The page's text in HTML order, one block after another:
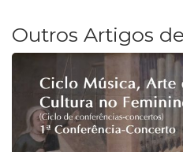
Outros Artigos